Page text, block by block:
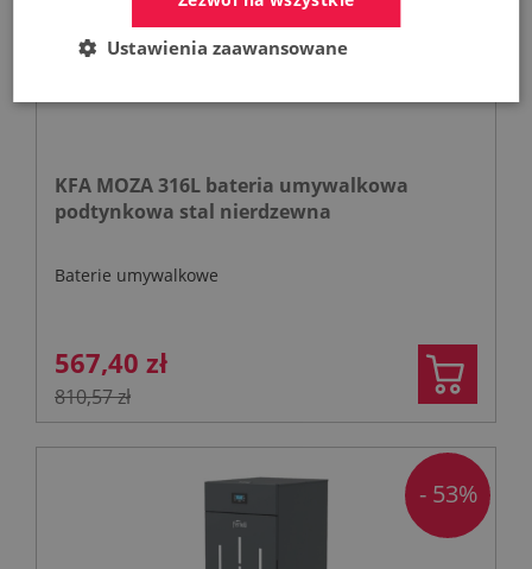
KFA MOZA 316L bateria umywalkowa
podtynkowa stal nierdzewna
Baterie umywalkowe
567,40 zł
810,57 zł
- 53%
Ustawienia zaawansowane